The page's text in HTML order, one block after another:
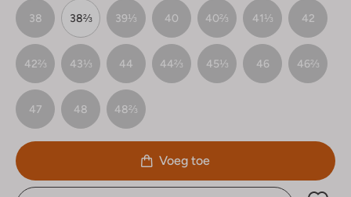
38 38⅔ 39⅓ 40 40⅔ 41⅓ 42
42⅔ 43⅓ 44 44⅔ 45⅓ 46 46⅔
47 48 48⅔
Voeg toe